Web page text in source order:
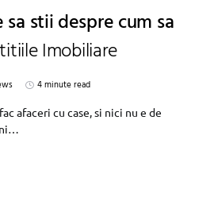
stii despre cum sa
Imobiliare
4 minute read
afaceri cu case, si nici nu e de